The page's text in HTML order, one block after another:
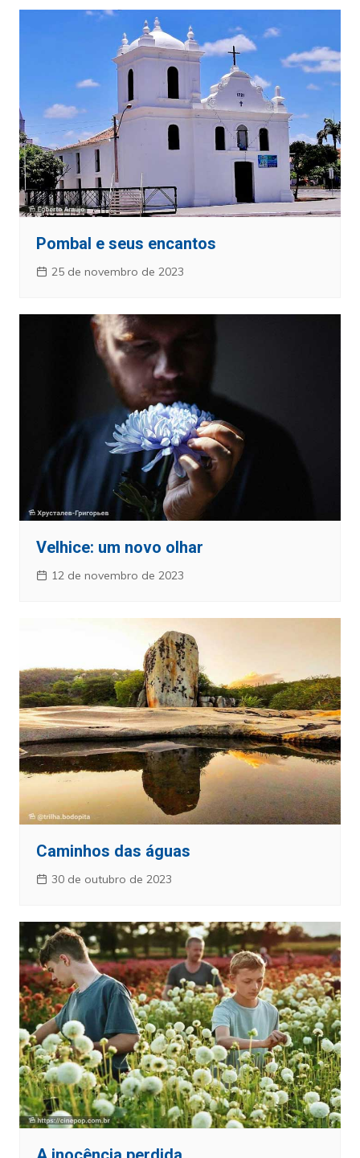
Pombal e seus encantos
25 de novembro de 2023
Velhice: um novo olhar
12 de novembro de 2023
Caminhos das águas
30 de outubro de 2023